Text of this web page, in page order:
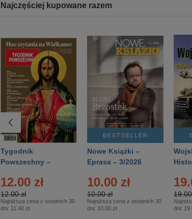
Najczęściej kupowane razem
Tygodnik
Powszechny –
12.00 zł
12.00 zł
Najniższa cena z ostatnich 30
dni: 11.40 zł
BESTSELLER
Nowe Książki –
Eprasa – 3/2026
10.00 zł
10.00 zł
Najniższa cena z ostatnich 30
dni: 10.00 zł
19.00
dni: